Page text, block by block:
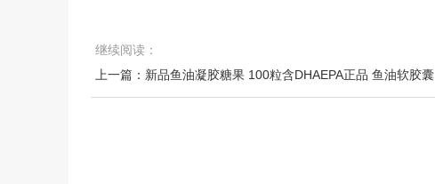
继续阅读：
上一篇：新品鱼油凝胶糖果 100粒含DHAEPA正品 鱼油软胶囊